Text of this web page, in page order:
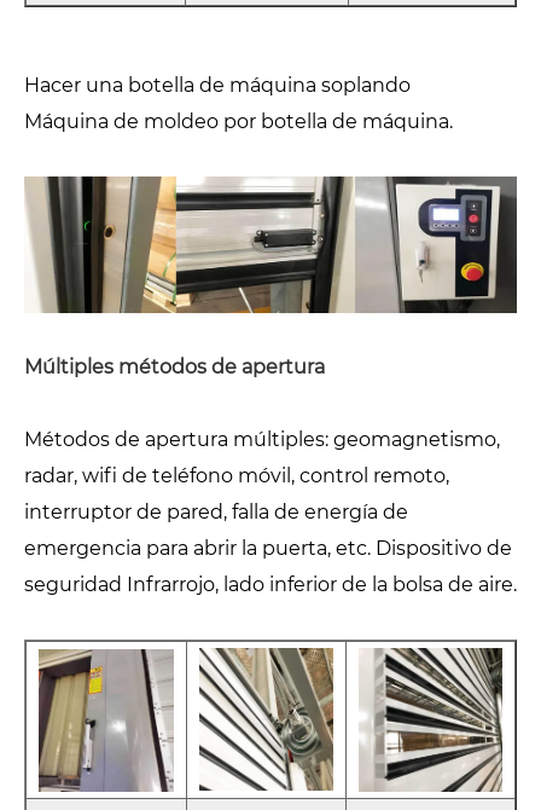
Hacer una botella de máquina soplando
Máquina de moldeo por botella de máquina.
Múltiples métodos de apertura
Métodos de apertura múltiples: geomagnetismo,
radar, wifi de teléfono móvil, control remoto,
interruptor de pared, falla de energía de
emergencia para abrir la puerta, etc. Dispositivo de
seguridad Infrarrojo, lado inferior de la bolsa de aire.